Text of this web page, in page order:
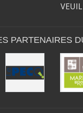
PARTENAIRES